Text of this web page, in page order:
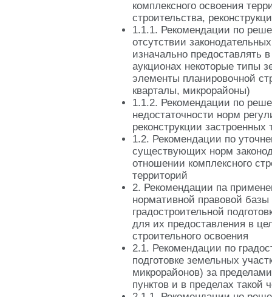
комплексного освоения
строительства,
1.1.1. Рекомендации по
отсутствии
изначально предоставлять
аукционах некоторые типы
элементы планировочной
кварталы, микрорайоны)
1.1.2. Рекомендации по
недостаточности норм
реконструкции застроенных
1.2. Рекомендации по
существующих норм
отношении комплексного
территорий
2. Рекомендации па
нормативной правовой базы
градостроительной
для их предоставления в
строительного освоения
2.1. Рекомендации по
подготовке земельных
микрорайонов) за
пунктов и в пределах такой